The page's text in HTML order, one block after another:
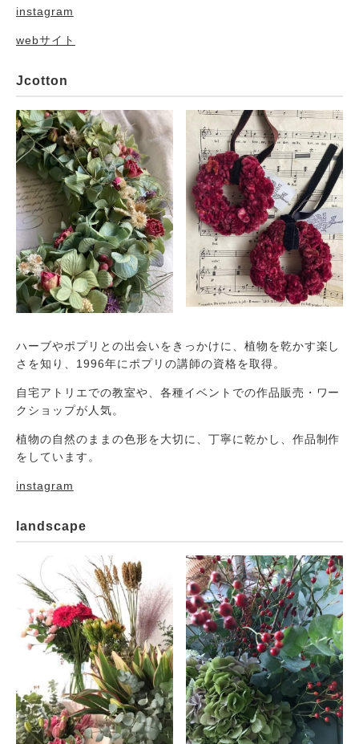
instagram
webサイト
Jcotton
ハーブやポプリとの出会いをきっかけに、植物を乾かす楽し
さを知り、1996年にポプリの講師の資格を取得。
自宅アトリエでの教室や、各種イベントでの作品販売・ワー
クショップが人気。
植物の自然のままの色形を大切に、丁寧に乾かし、作品制作
をしています。
instagram
landscape